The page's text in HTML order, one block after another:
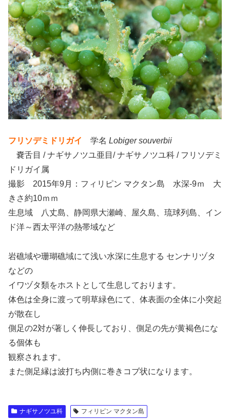
フリソデミドリガイ 学名 Lobiger souverbii
嚢舌目 / ナギサノツユ亜目/ ナギサノツユ科 / フリソデミ
ドリガイ属
撮影 2015年9月：フィリピン マクタン島 水深-9ｍ 大
きさ約10ｍｍ
生息域 八丈島、静岡県大瀬崎、屋久島、琉球列島、イン
ド洋～西太平洋の熱帯域など
岩礁域や珊瑚礁域にて浅い水深に生息する センナリヅタ
などの
イワヅタ類をホストとして生息しております。
体色は全身に渡って明草緑色にて、体表面の全体に小突起
が散在し
側足の2対が著しく伸長しており、側足の先が黄褐色にな
る個体も
観察されます。
また側足縁は波打ち内側に巻きコブ状になります。
ナギサノツユ科 フィリピン マクタン島